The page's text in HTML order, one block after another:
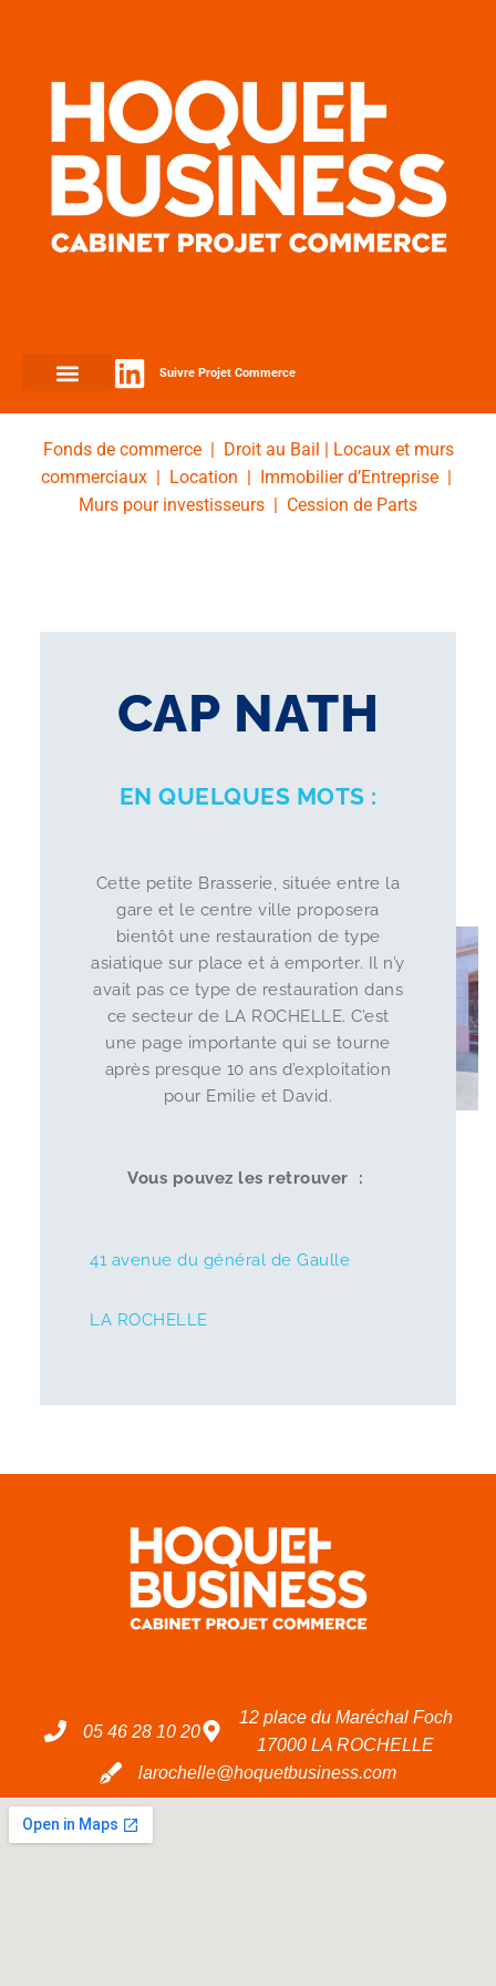
Suivre Projet Commerce
Fonds de commerce| Droit au Bail
Locaux et murs
commerciaux| Location Immobilier d’Entreprise|
Murs pour investisseurs
Cession de Parts
CAP NATH
EN QUELQUES MOTS :
Cette petite Brasserie, située entre la
gare et le centre ville proposera
bientôt une restauration de type
asiatique sur place et à emporter. Il n’y
avait pas ce type de restauration dans
ce secteur de LA ROCHELLE. C’est
une page importante qui se tourne
après presque 10 ans d’exploitation
pour Emilie et David.
Vous pouvez les retrouver :
41 avenue du général de Gaulle
LA ROCHELLE
05 46 28 10 20
12 place du Maréchal Foch
17000 LA ROCHELLE
larochelle@hoquetbusiness.com